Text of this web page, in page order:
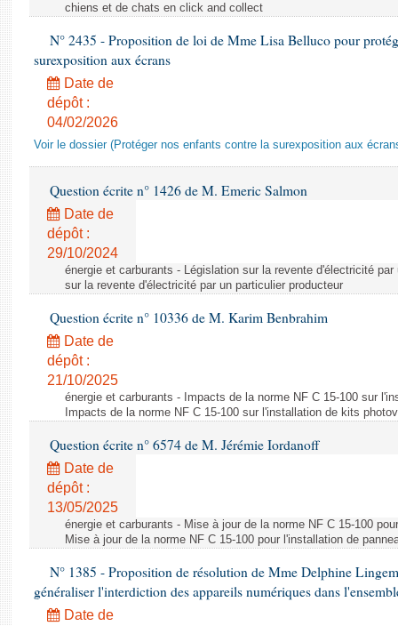
chiens et de chats en click and collect
N° 2435 - Proposition de loi de Mme Lisa Belluco pour
surexposition aux écrans
Date de
dépôt :
04/02/2026
Voir le dossier (Protéger nos enfants contre la surexposition aux
Question écrite n° 1426 de M. Emeric Salmon
Date de
dépôt :
29/10/2024
énergie et carburants - Législation sur la revente d'électricité
sur la revente d'électricité par un particulier producteur
Question écrite n° 10336 de M. Karim Benbrahim
Date de
dépôt :
21/10/2025
énergie et carburants - Impacts de la norme NF C 15-100 sur
Impacts de la norme NF C 15-100 sur l'installation de kits
Question écrite n° 6574 de M. Jérémie Iordanoff
Date de
dépôt :
13/05/2025
énergie et carburants - Mise à jour de la norme NF C 15-100
Mise à jour de la norme NF C 15-100 pour l'installation de
N° 1385 - Proposition de résolution de Mme Delphine
généraliser l'interdiction des appareils numériques dans
Date de